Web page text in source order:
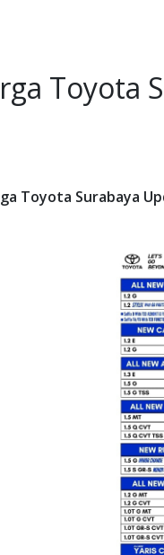
Toyota
Toyota Surabaya